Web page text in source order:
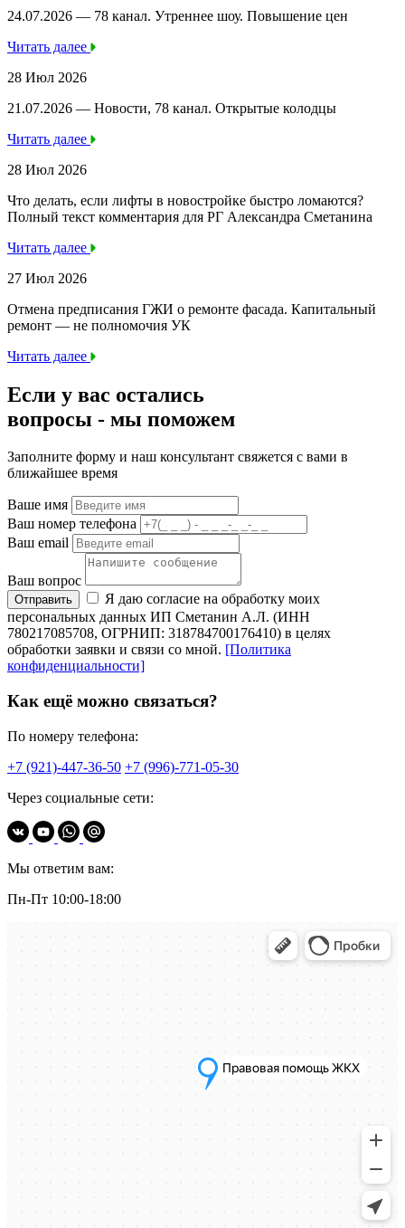
24.07.2026 — 78 канал. Утреннее шоу. Повышение цен
Читать далее
28 Июл 2026
21.07.2026 — Новости, 78 канал. Открытые колодцы
Читать далее
28 Июл 2026
Что делать, если лифты в новостройке быстро ломаются?
Полный текст комментария для РГ Александра Сметанина
Читать далее
27 Июл 2026
Отмена предписания ГЖИ о ремонте фасада. Капитальный
ремонт — не полномочия УК
Читать далее
Если у вас остались
вопросы - мы поможем
Заполните форму и наш консультант свяжется с вами в
ближайшее время
Ваше имя
Ваш номер телефона
Ваш email
Ваш вопрос
Отправить
Я даю согласие на обработку моих
персональных данных ИП Сметанин А.Л. (ИНН
780217085708, ОГРНИП: 318784700176410) в целях
обработки заявки и связи со мной. [Политика
конфиденциальности]
Как ещё можно связаться?
По номеру телефона:
+7 (921)-447-36-50 +7 (996)-771-05-30
Через социальные сети:
Мы ответим вам:
Пн-Пт 10:00-18:00